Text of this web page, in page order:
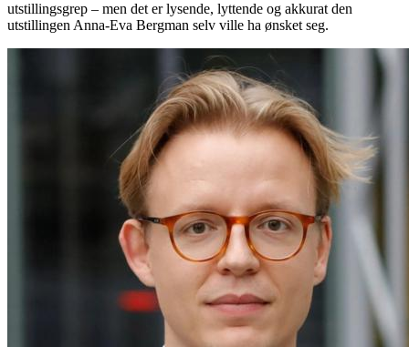
utstillingsgrep – men det er lysende, lyttende og akkurat den
utstillingen Anna-Eva Bergman selv ville ha ønsket seg.